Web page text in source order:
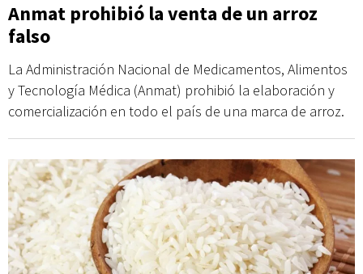
Anmat prohibió la venta de un arroz
falso
La Administración Nacional de Medicamentos, Alimentos
y Tecnología Médica (Anmat) prohibió la elaboración y
comercialización en todo el país de una marca de arroz.